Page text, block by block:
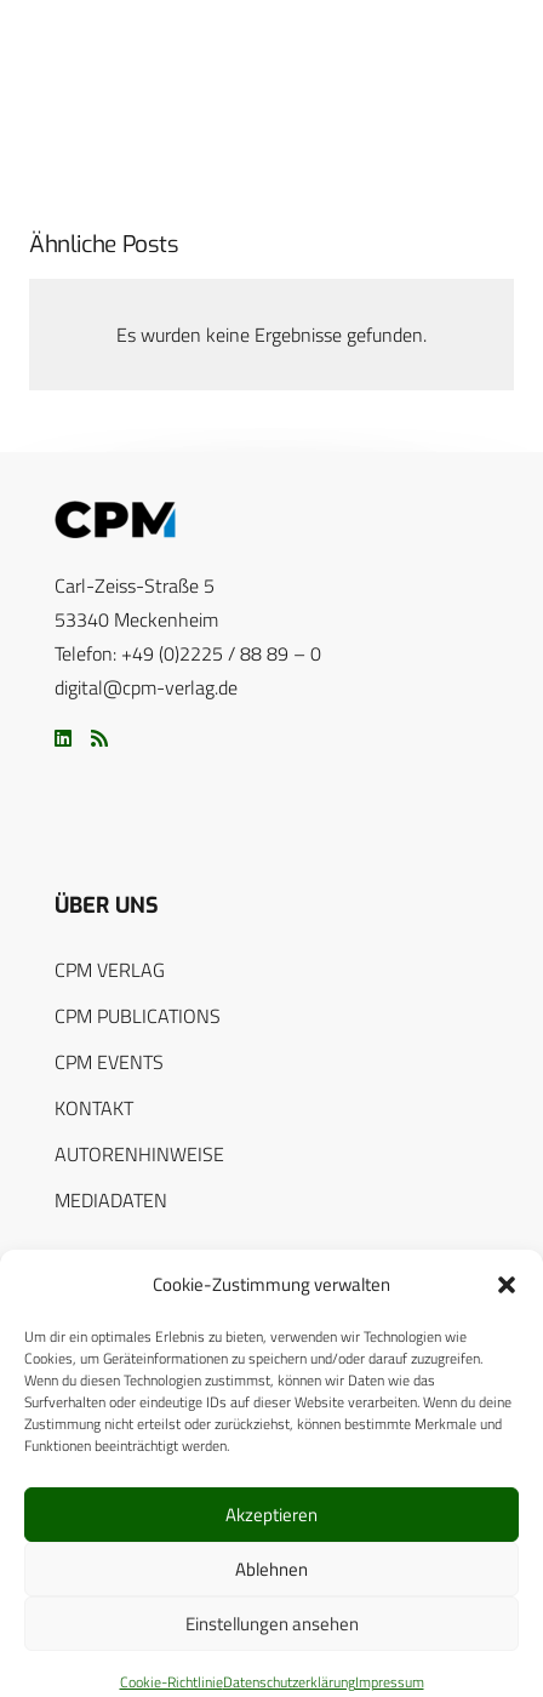
Cookie-Zustimmung verwalten
Um dir ein optimales Erlebnis zu bieten, verwenden wir Technologien wie
Cookies, um Geräteinformationen zu speichern und/oder darauf zuzugreifen.
Wenn du diesen Technologien zustimmst, können wir Daten wie das
Surfverhalten oder eindeutige IDs auf dieser Website verarbeiten. Wenn du deine
Zustimmung nicht erteilst oder zurückziehst, können bestimmte Merkmale und
Funktionen beeinträchtigt werden.
Akzeptieren
Ablehnen
Einstellungen ansehen
Cookie-RichtlinieDatenschutzerklärungImpressum
Ähnliche Posts
Es wurden keine Ergebnisse gefunden.
Carl-Zeiss-Straße 5
53340 Meckenheim
Telefon: +49 (0)2225 / 88 89 – 0
digital@cpm-verlag.de
ÜBER UNS
CPM VERLAG
CPM PUBLICATIONS
CPM EVENTS
KONTAKT
AUTORENHINWEISE
MEDIADATEN
RECHTLICHES
Datenschutzerklärung
Cookie-Richtlinie (EU)
© 2025 CPM GmbH – Alle Rechte vorbehalten